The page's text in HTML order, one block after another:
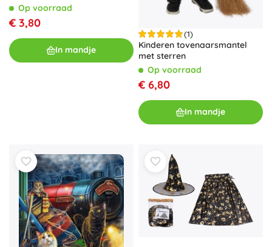
Op voorraad
€ 3,80
In mandje
(1)
Kinderen tovenaarsmantel
met sterren
Op voorraad
€ 6,80
In mandje